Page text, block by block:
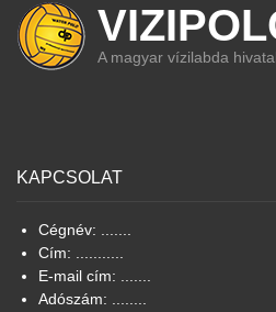
A magyar vízilabda
KAPCSOLAT
Cégnév: .......
Cím: ...........
E-mail cím: .......
Adószám: ........